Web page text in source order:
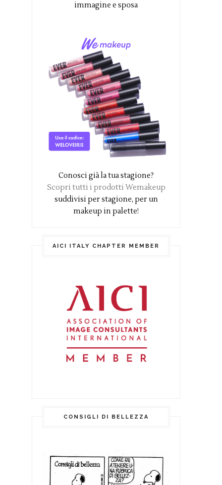
immagine e sposa
Conosci già la tua stagione?
Scopri tutti i prodotti Wemakeup
suddivisi per stagione, per un
makeup in palette!
AICI ITALY CHAPTER MEMBER
CONSIGLI DI BELLEZZA